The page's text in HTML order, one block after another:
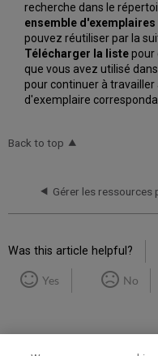
recherche dans le
ensemble d'exemplaires
pouvez réutiliser par la
Télécharger la listepour
que vous avez utilisé
pour continuer à travailler
d'exemplaire
Back to top
Was this article helpful?
Yes No